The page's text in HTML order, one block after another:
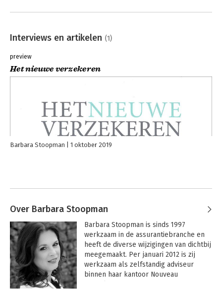
Interviews en artikelen (1)
preview
Het nieuwe verzekeren
Barbara Stoopman 1 oktober 2019
Over Barbara Stoopman
Barbara Stoopman is sinds 1997
werkzaam in de assurantiebranche en
heeft de diverse wijzigingen van dichtbij
meegemaakt. Per januari 2012 is zij
werkzaam als zelfstandig adviseur
binnen haar kantoor Nouveau